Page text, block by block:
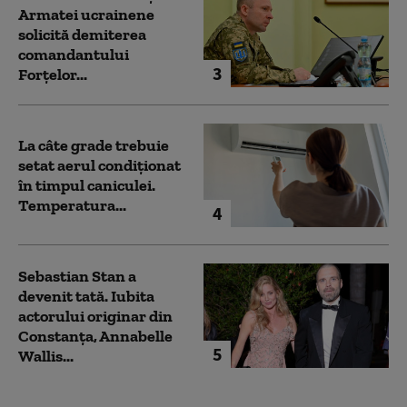
3
Armatei ucrainene
solicită demiterea
comandantului
Forțelor...
4
La câte grade trebuie
setat aerul condiționat
în timpul caniculei.
Temperatura...
5
Sebastian Stan a
devenit tată. Iubita
actorului originar din
Constanța, Annabelle
Wallis...